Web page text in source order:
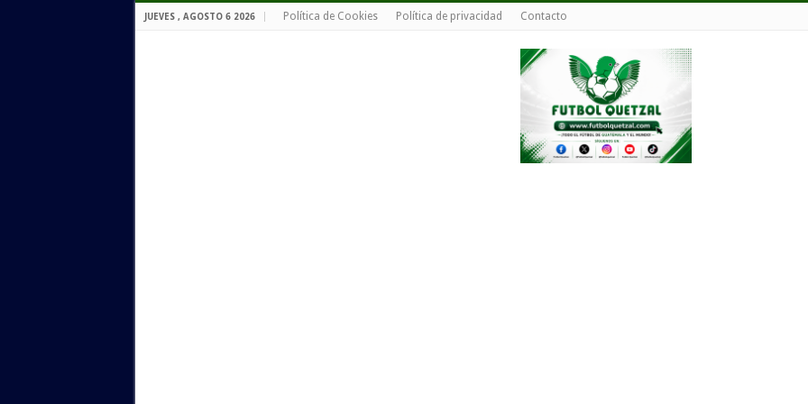
JUEVES , AGOSTO 6 2026 Política de Cookies Política de privacidad Contacto